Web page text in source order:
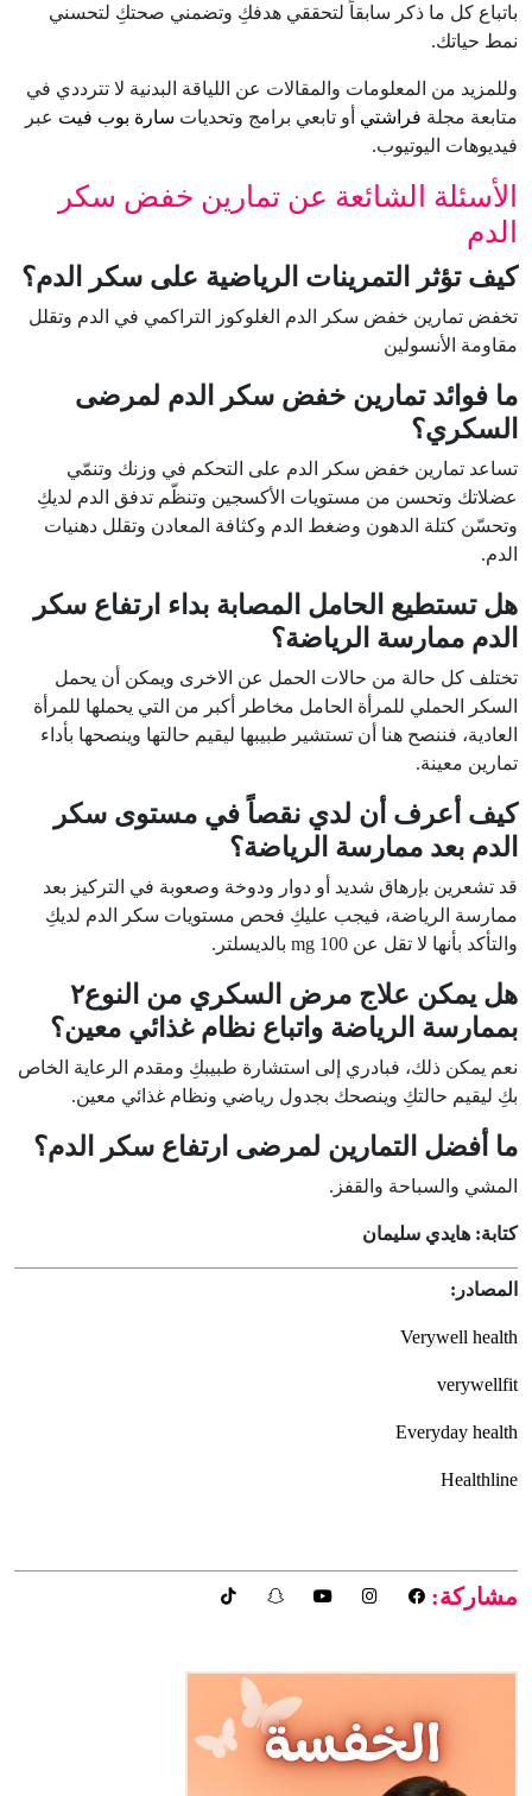
باتباع كل ما ذكر سابقاً لتحققي هدفكِ وتضمني صحتكِ لتحسني
نمط حياتك.
وللمزيد من المعلومات والمقالات عن اللياقة البدنية لا تترددي في
متابعة مجلة فراشتي أو تابعي برامج وتحديات سارة بوب فيت عبر
فيديوهات اليوتيوب.
الأسئلة الشائعة عن تمارين خفض سكر
الدم
كيف تؤثر التمرينات الرياضية على سكر الدم؟
تخفض تمارين خفض سكر الدم الغلوكوز التراكمي في الدم وتقلل
مقاومة الأنسولين
ما فوائد تمارين خفض سكر الدم لمرضى
السكري؟
تساعد تمارين خفض سكر الدم على التحكم في وزنك وتنمّي
عضلاتك وتحسن من مستويات الأكسجين وتنظّم تدفق الدم لديكِ
وتحسّن كتلة الدهون وضغط الدم وكثافة المعادن وتقلل دهنيات
الدم.
هل تستطيع الحامل المصابة بداء ارتفاع سكر
الدم ممارسة الرياضة؟
تختلف كل حالة من حالات الحمل عن الاخرى ويمكن أن يحمل
السكر الحملي للمرأة الحامل مخاطر أكبر من التي يحملها للمرأة
العادية، فننصح هنا أن تستشير طبيبها ليقيم حالتها وينصحها بأداء
تمارين معينة.
كيف أعرف أن لدي نقصاً في مستوى سكر
الدم بعد ممارسة الرياضة؟
قد تشعرين بإرهاق شديد أو دوار ودوخة وصعوبة في التركيز بعد
ممارسة الرياضة، فيجب عليكِ فحص مستويات سكر الدم لديكِ
والتأكد بأنها لا تقل عن 100 mg بالديسلتر.
هل يمكن علاج مرض السكري من النوع٢
بممارسة الرياضة واتباع نظام غذائي معين؟
نعم يمكن ذلك، فبادري إلى استشارة طبيبكِ ومقدم الرعاية الخاص
بكِ ليقيم حالتكِ وينصحك بجدول رياضي ونظام غذائي معين.
ما أفضل التمارين لمرضى ارتفاع سكر الدم؟
المشي والسباحة والقفز.
كتابة: هايدي سليمان
المصادر:
Verywell health
verywellfit
Everyday health
Healthline
مشاركة: